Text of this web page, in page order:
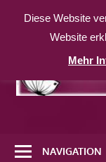
Inhalt
weitereNAVIGATION
Diese Website
Website
Mehr